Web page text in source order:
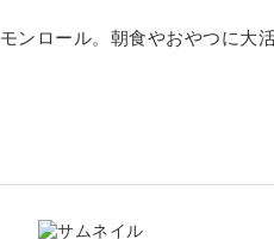
ンロール。朝食やおやつに大